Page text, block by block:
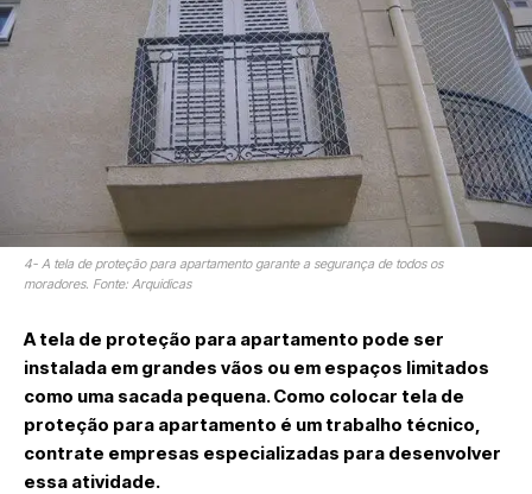
4- A tela de proteção para apartamento garante a segurança de todos os
moradores. Fonte: Arquidicas
A tela de proteção para apartamento pode ser
instalada em grandes vãos ou em espaços limitados
como uma sacada pequena. Como colocar tela de
proteção para apartamento é um trabalho técnico,
contrate empresas especializadas para desenvolver
essa atividade.